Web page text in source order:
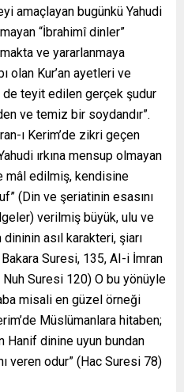
amaçlayan bugünkü Yahudi
“İbrahimî dinler”
ve yararlanmaya
olan Kur’an ayetleri ve
teyit edilen gerçek şudur
ve temiz bir soydandır”.
ı Kerim’de zikri geçen
ırkına mensup olmayan
mâl edilmiş, kendisine
(Din ve şeriatinin esasını
verilmiş büyük, ulu ve
asıl karakteri, şiarı
Suresi, 135, AI-i İmran
Suresi 120) O bu yönüyle
misali en güzel örneği
Müslümanlara hitaben;
Hanif dinine uyun bundan
veren odur” (Hac Suresi 78)